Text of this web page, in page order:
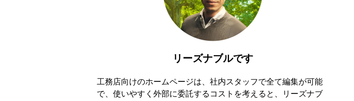
リーズナブルです
工務店向けのホームページは、社内スタッフで全て編集が可能
で、使いやすく外部に委託するコストを考えると、リーズナブ